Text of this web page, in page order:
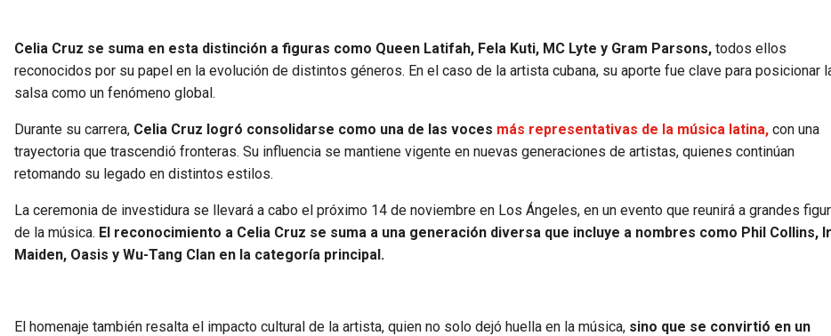
Celia Cruz se suma en esta distinción a figuras como Queen Latifah, Fela Kuti, MC Lyte y Gram Parsons, todos ellos
reconocidos por su papel en la evolución de distintos géneros. En el caso de la artista cubana, su aporte fue clave para posicionar
salsa como un fenómeno global.
Durante su carrera, Celia Cruz logró consolidarse como una de las voces más representativas de la música latina, con una
trayectoria que trascendió fronteras. Su influencia se mantiene vigente en nuevas generaciones de artistas, quienes continúan
retomando su legado en distintos estilos.
La ceremonia de investidura se llevará a cabo el próximo 14 de noviembre en Los Ángeles, en un evento que reunirá a grandes
de la música. El reconocimiento a Celia Cruz se suma a una generación diversa que incluye a nombres como Phil Collins,
Maiden, Oasis y Wu-Tang Clan en la categoría principal.
El homenaje también resalta el impacto cultural de la artista, quien no solo dejó huella en la música, sino que se convirtió en un